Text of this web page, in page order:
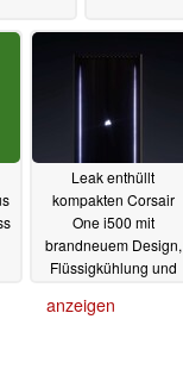
Leak enthüllt
kompakten Corsair
One i500 mit
brandneuem Design,
Flüssigkühlung und
Super02.05.2024
anzeigen